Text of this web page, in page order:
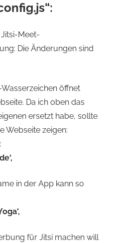
Meet-
Die Änderungen sind
öffnet
Da ich oben das
ersetzt habe, sollte
Webseite zeigen:
in der App kann so
für Jitsi machen will